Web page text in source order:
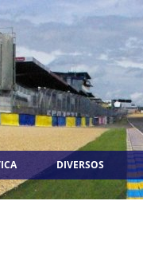
DIVERSOS